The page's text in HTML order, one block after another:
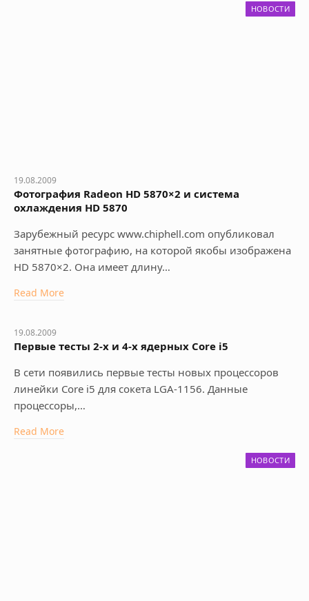
НОВОСТИ
19.08.2009
Фотография Radeon HD 5870×2 и система
охлаждения HD 5870
Зарубежный ресурс www.chiphell.com опубликовал
занятные фотографию, на которой якобы изображена
HD 5870×2. Она имеет длину…
Read More
19.08.2009
Первые тесты 2-х и 4-х ядерных Core i5
В сети появились первые тесты новых процессоров
линейки Core i5 для сокета LGA-1156. Данные
процессоры,…
Read More
НОВОСТИ